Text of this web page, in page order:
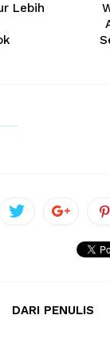
Lebih
DARI PENULIS